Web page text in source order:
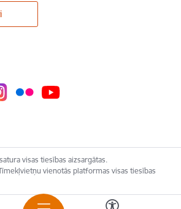
visas tiesības aizsargātas.
vienotās platformas visas tiesības